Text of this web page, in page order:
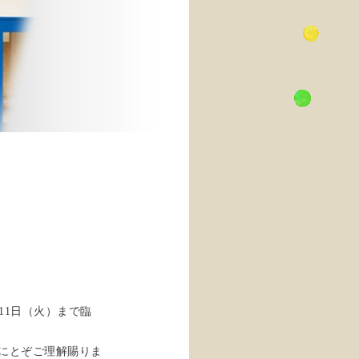
日（火）まで臨
とぞご理解賜りま